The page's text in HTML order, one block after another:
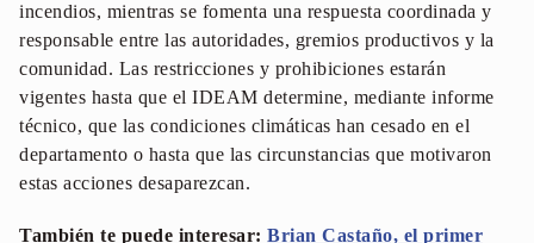
incendios, mientras se fomenta una respuesta coordinada y
responsable entre las autoridades, gremios productivos y la
comunidad. Las restricciones y prohibiciones estarán
vigentes hasta que el IDEAM determine, mediante informe
técnico, que las condiciones climáticas han cesado en el
departamento o hasta que las circunstancias que motivaron
estas acciones desaparezcan.
También te puede interesar: Brian Castaño, el primer